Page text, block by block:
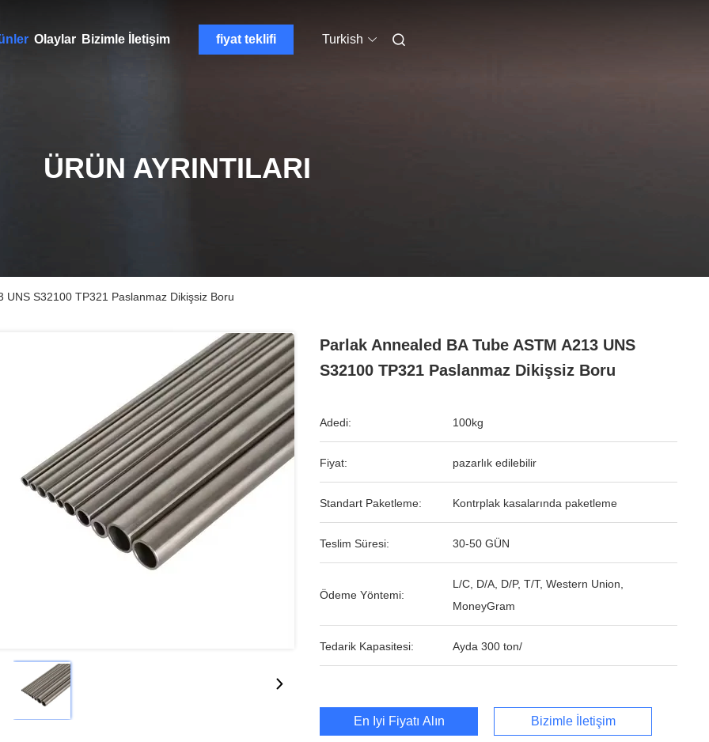
Olaylar Bizimle İletişim fiyat teklifi Turkish
ÜRÜN AYRINTILARI
UNS S32100 TP321 Paslanmaz Dikişsiz Boru
Parlak Annealed BA Tube ASTM A213 UNS
S32100 TP321 Paslanmaz Dikişsiz Boru
Adedi: 100kg
Fiyat: pazarlık edilebilir
Standart Paketleme: Kontrplak kasalarında paketleme
Teslim Süresi: 30-50 GÜN
Ödeme Yöntemi:
L/C, D/A, D/P, T/T, Western Union,
MoneyGram
Tedarik Kapasitesi: Ayda 300 ton/
En İyi Fiyatı Alın Bizimle İletişim